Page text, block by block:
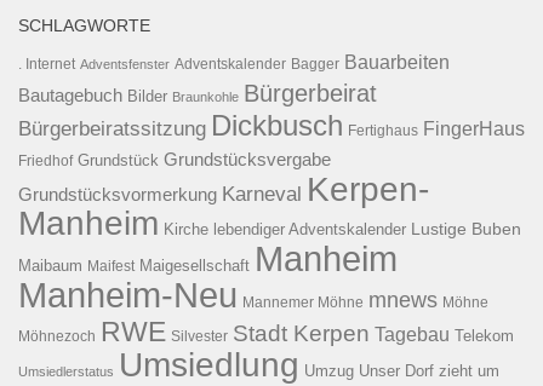
SCHLAGWORTE
. Internet Adventsfenster Adventskalender Bagger Bauarbeiten
Bautagebuch Bilder Braunkohle Bürgerbeirat
Bürgerbeiratssitzung Dickbusch Fertighaus FingerHaus
Friedhof Grundstück Grundstücksvergabe
Grundstücksvormerkung Karneval Kerpen-
Manheim Kirche lebendiger Adventskalender Lustige Buben
Maibaum Maifest Maigesellschaft Manheim
Manheim-Neu Mannemer Möhne mnews Möhne
Möhnezoch RWE Silvester Stadt Kerpen Tagebau Telekom
Umsiedlerstatus Umsiedlung Umzug Unser Dorf zieht um